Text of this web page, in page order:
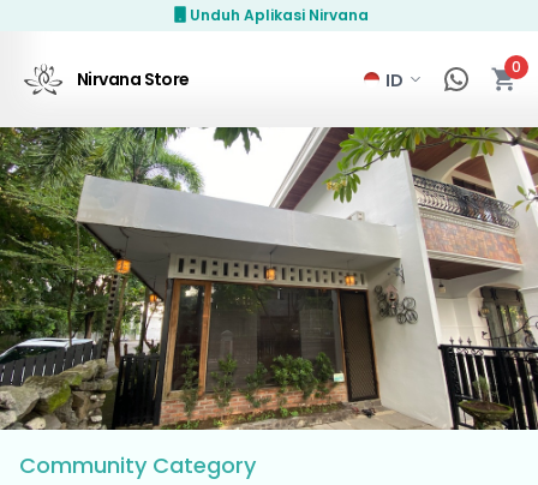
Unduh Aplikasi Nirvana
Nirvana Store 0
Community Category